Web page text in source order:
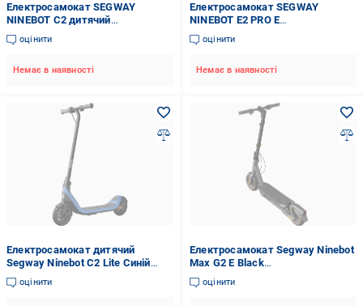
Електросамокат SEGWAY
NINEBOT C2 дитячий
Помаранчевий
(AA.10.04.01.0013)
оцінити
Немає в наявності
Електросамокат SEGWAY
NINEBOT E2 PRO E
(AA.05.14.05.0005)
оцінити
Немає в наявності
Електросамокат дитячий
Segway Ninebot C2 Lite Синій
(AA.10.05.01.0003)
оцінити
Електросамокат Segway Ninebot
Max G2 E Black
(AA.05.15.01.0003)
оцінити